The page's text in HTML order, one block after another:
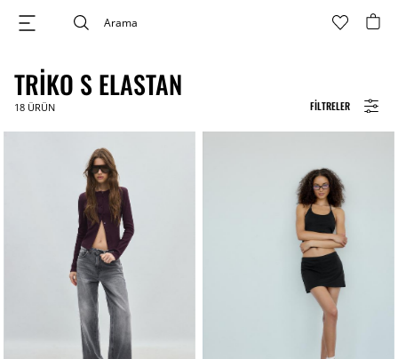
FILTRELER
TRIKO S ELASTAN
18 ÜRÜN